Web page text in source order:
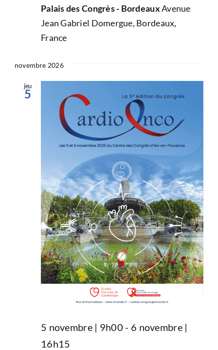
Palais des Congrès - BordeauxAvenue
Jean Gabriel Domergue, Bordeaux,
France
novembre 2026
jeu
5
5 novembre | 9h00 - 6 novembre |
16h15